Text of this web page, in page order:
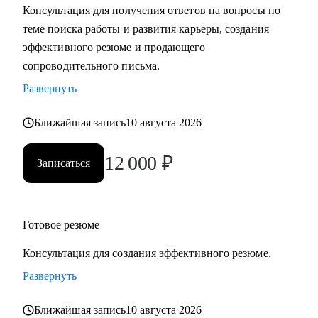
С чем помогу:
• Разработать карьерную стратегию и план перехода в IT из
других сфер.
• Определить, какие из имеющихся навыков можно
смены вектора.
• Правильно преподнести текущий опыт как в резюме, так
и в самопрезентации на интервью.
• Разобраться в рынке IT и его трендах.
Кому могу помочь:
в направлениях: Разработка, Тестирование, Техническая
поддержка, Прикладное и системное администрирование,
Системная аналитика
Консультация для получения ответов на вопросы по
теме поиска работы и развития карьеры, создания
эффективного резюме и продающего
сопроводительного письма.
Развернуть
Ближайшая запись10 августа 2026
Записаться 12 000 ₽
Готовое резюме
Консультация для создания эффективного резюме.
Развернуть
Ближайшая запись10 августа 2026